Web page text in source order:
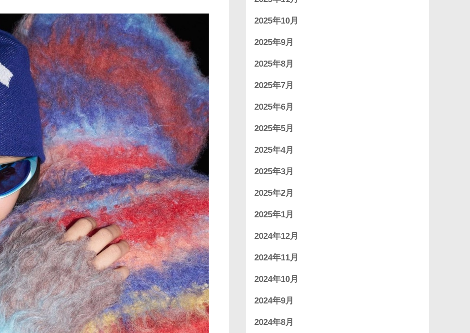
2025年10月
2025年9月
2025年8月
2025年7月
2025年6月
2025年5月
2025年4月
2025年3月
2025年2月
2025年1月
2024年12月
2024年11月
2024年10月
2024年9月
2024年8月